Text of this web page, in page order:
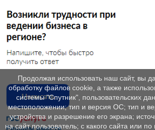
Продолжая использовать наш сайт, вы
обработку файлов cookie, а также
системы "Спутник", пользовательских
местоположении; тип и версия ОС; тип и
устройства и разрешение его экрана;
на сайт пользователь; с какого сайта или